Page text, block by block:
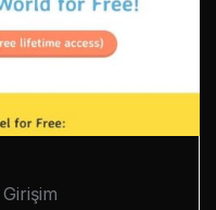
Girişim